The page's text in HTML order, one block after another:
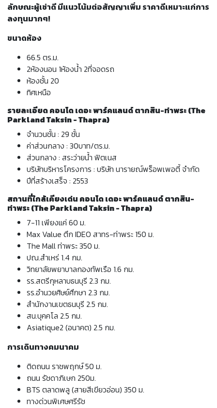
ลักษณะผู้เช่าดี มีแนวโน้มต่อสัญญาเพิ่ม ราคาดีเหมาะแก่การ
ลงทุนมากๆ!
ขนาดห้อง
66.5 ตร.ม.
2ห้องนอน 1ห้องน้ำ 2ที่จอดรถ
ห้องชั้น 20
ทิศเหนือ
รายละเอียด คอนโด เดอะ พาร์คแลนด์ ตากสิน-ท่าพระ (The
Parkland Taksin - Thapra)
จำนวนชั้น : 29 ชั้น
ค่าส่วนกลาง : 30บาท/ตร.ม.
ส่วนกลาง : สระว่ายน้ำ ฟิตเนส
บริษัทบริหารโครงการ : บริษัท นารายณ์พร็อพเพอตี้ จำกัด
ปีที่สร้างเสร็จ : 2553
สถานที่ใกล้เคียงเด่น คอนโด เดอะ พาร์คแลนด์ ตากสิน-
ท่าพระ (The Parkland Taksin - Thapra)
7-11 เพียงแค่ 60 ม.
Max Value ตึก IDEO สาทร-ท่าพระ 150 ม.
The Mall ท่าพระ 350 ม.
ปณ.สำเหร่ 1.4 กม.
วิทยาลัยพยาบาลกองทัพเรือ 1.6 กม.
รร.สตรีกุหลาบธนบุรี 2.3 กม.
รร.อํานวยศิษย์ศึกษา 2.3 กม.
สำนักงานเขตธนบุรี 2.5 กม.
สน.บุคคโล 2.5 กม.
Asiatique2 (อนาคต) 2.5 กม.
การเดินทางคมนาคม
ติดถนน ราชพฤกษ์ 50 ม.
ถนน รัชดาภิเษก 250ม.
BTS ตลาดพลู (สายสีเขียวอ่อน) 350 ม.
ทางด่วนพิเศษศรีรัช